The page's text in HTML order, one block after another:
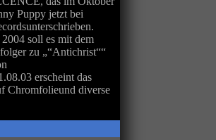
Puppy jetzt bei
soll es mit dem
zu „“Antichrist““
erscheint das
Chromfolieund diverse